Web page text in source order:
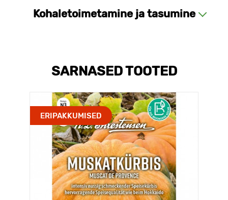
Kohaletoimetamine ja tasumine
SARNASED TOOTED
ERIPAKKUMISED